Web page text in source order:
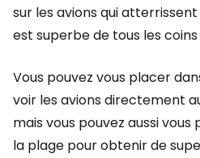
sur les avions qui
est superbe de tous les
Vous pouvez vous placer
voir les avions directement
mais vous pouvez aussi
la plage pour obtenir de